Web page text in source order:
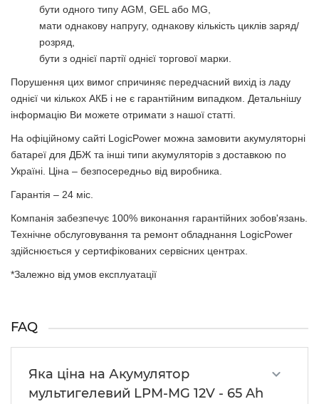
бути одного типу AGM, GEL або MG,
мати однакову напругу, однакову кількість циклів заряд/
розряд,
бути з однієї партії однієї торгової марки.
Порушення цих вимог спричиняє передчасний вихід із ладу
однієї чи кількох АКБ і не є гарантійним випадком. Детальнішу
інформацію Ви можете отримати з нашої статті.
На офіційному сайті LogicPower можна замовити акумуляторні
батареї для ДБЖ та інші типи акумуляторів з доставкою по
Україні. Ціна – безпосередньо від виробника.
Гарантія – 24 міс.
Компанія забезпечує 100% виконання гарантійних зобов'язань.
Технічне обслуговування та ремонт обладнання LogicPower
здійснюється у сертифікованих сервісних центрах.
*Залежно від умов експлуатації
FAQ
Яка ціна на Акумулятор
мультигелевий LPM-MG 12V - 65 Ah